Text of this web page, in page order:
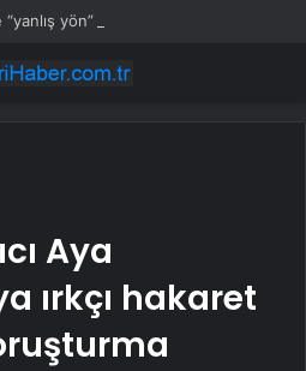
yön” sürprizi
Aya
ırkçı hakaret